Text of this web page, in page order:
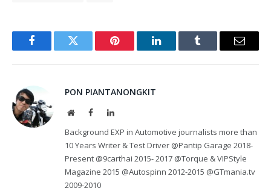
FacebookTwitter Pinterest LinkedInTumblr Email
PON PIANTANONGKIT
WebsiteFacebookLinkedIn
Background EXP in Automotive journalists more than
10 Years Writer & Test Driver @Pantip Garage 2018-
Present @9carthai 2015- 2017 @Torque & VIPStyle
Magazine 2015 @Autospinn 2012-2015 @GTmania.tv
2009-2010